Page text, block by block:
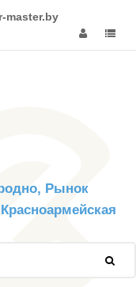
master.by
Рынок